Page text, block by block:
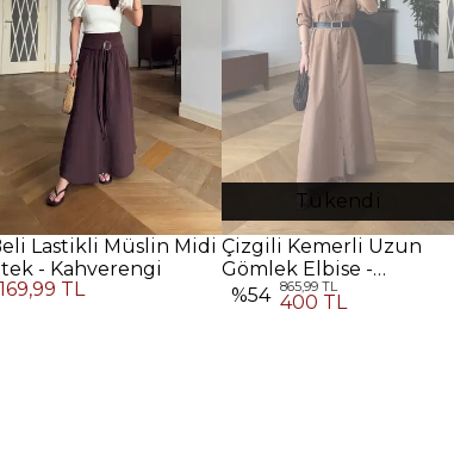
Lastikli Müslin Midi
- Kahverengi
TL
Tükendi
Çizgili Kemerli Uzun
Gömlek Elbise -
Kahverengi
%54 865,99 TL
400 TL